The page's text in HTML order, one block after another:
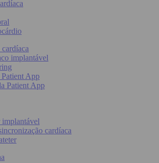
implantável
App
Patient App
cardíaca